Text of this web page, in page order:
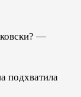
—
подхватила